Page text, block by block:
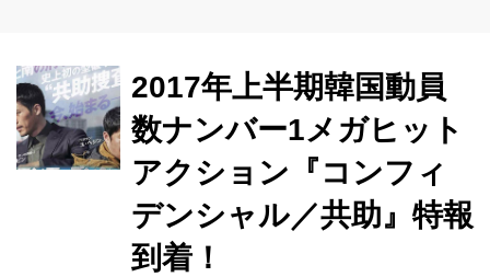
ン演じる北朝鮮のエリート刑事イム・
チョルリョンと名...
2017年上半期韓国動員
数ナンバー1メガヒット
アクション『コンフィ
デンシャル／共助』特報
到着！